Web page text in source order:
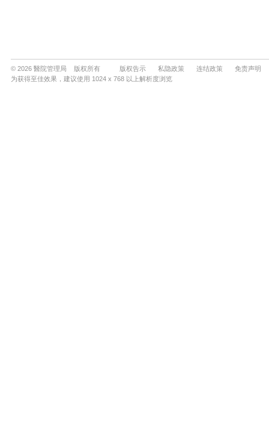
© 2026 醫院管理局 版权所有 版权告示 私隐政策 连结政策
免责声明
为获得至佳效果，建议使用 1024 x 768 以上解析度浏览